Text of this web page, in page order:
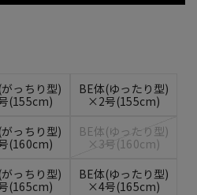
っちり型)
(155cm)
BE体(ゆったり型)
×2号(155cm)
っちり型)
(160cm)
BE体(ゆったり型)
×3号(160cm)
っちり型)
(165cm)
BE体(ゆったり型)
×4号(165cm)